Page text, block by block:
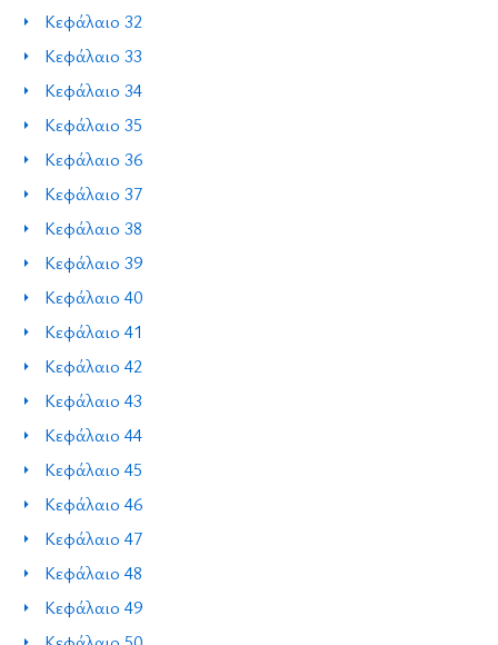
Κεφάλαιο 32
Κεφάλαιο 33
Κεφάλαιο 34
Κεφάλαιο 35
Κεφάλαιο 36
Κεφάλαιο 37
Κεφάλαιο 38
Κεφάλαιο 39
Κεφάλαιο 40
Κεφάλαιο 41
Κεφάλαιο 42
Κεφάλαιο 43
Κεφάλαιο 44
Κεφάλαιο 45
Κεφάλαιο 46
Κεφάλαιο 47
Κεφάλαιο 48
Κεφάλαιο 49